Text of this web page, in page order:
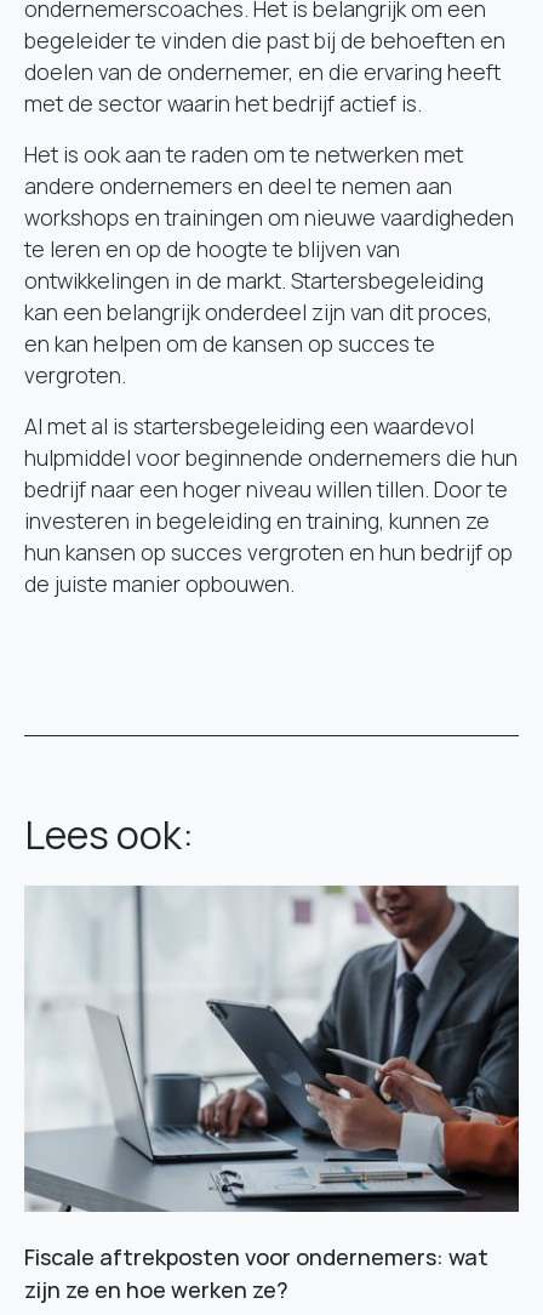
ondernemerscoaches. Het is belangrijk om een
begeleider te vinden die past bij de behoeften en
doelen van de ondernemer, en die ervaring heeft
met de sector waarin het bedrijf actief is.
Het is ook aan te raden om te netwerken met
andere ondernemers en deel te nemen aan
workshops en trainingen om nieuwe vaardigheden
te leren en op de hoogte te blijven van
ontwikkelingen in de markt. Startersbegeleiding
kan een belangrijk onderdeel zijn van dit proces,
en kan helpen om de kansen op succes te
vergroten.
Al met al is startersbegeleiding een waardevol
hulpmiddel voor beginnende ondernemers die hun
bedrijf naar een hoger niveau willen tillen. Door te
investeren in begeleiding en training, kunnen ze
hun kansen op succes vergroten en hun bedrijf op
de juiste manier opbouwen.
Lees ook:
Fiscale aftrekposten voor ondernemers: wat
zijn ze en hoe werken ze?